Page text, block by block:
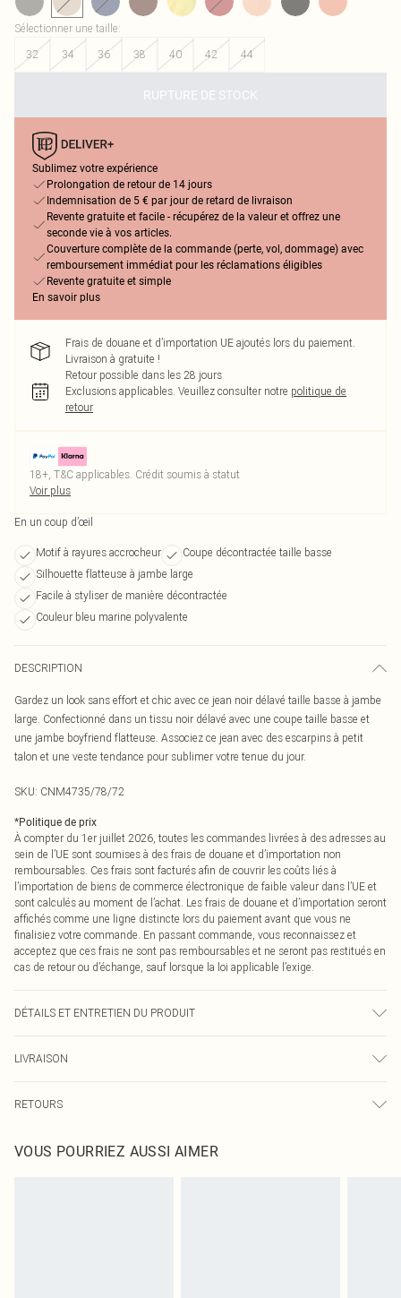
Sélectionner une taille:
32
34 36 38 40 42 44
RUPTURE DE STOCK
Sublimez votre expérience
Prolongation de retour de 14 jours
Indemnisation de 5 € par jour de retard de livraison
Revente gratuite et facile - récupérez de la valeur et offrez une
seconde vie à vos articles.
Couverture complète de la commande (perte, vol, dommage) avec
remboursement immédiat pour les réclamations éligibles
Revente gratuite et simple
En savoir plus
Frais de douane et d’importation UE ajoutés lors du paiement.
Livraison à gratuite !
Retour possible dans les 28 jours
Exclusions applicables. Veuillez consulter notre politique de
retour
18+, T&C applicables. Crédit soumis à statut
Voir plus
En un coup d’œil
Motif à rayures accrocheur
Coupe décontractée taille basse
Silhouette flatteuse à jambe large
Facile à styliser de manière décontractée
Couleur bleu marine polyvalente
DESCRIPTION
Gardez un look sans effort et chic avec ce jean noir délavé taille basse à jambe
large. Confectionné dans un tissu noir délavé avec une coupe taille basse et
une jambe boyfriend flatteuse. Associez ce jean avec des escarpins à petit
talon et une veste tendance pour sublimer votre tenue du jour.
SKU: CNM4735/78/72
*Politique de prix
À compter du 1er juillet 2026, toutes les commandes livrées à des adresses au
sein de l’UE sont soumises à des frais de douane et d’importation non
remboursables. Ces frais sont facturés afin de couvrir les coûts liés à
l’importation de biens de commerce électronique de faible valeur dans l’UE et
sont calculés au moment de l’achat. Les frais de douane et d’importation seront
affichés comme une ligne distincte lors du paiement avant que vous ne
finalisiez votre commande. En passant commande, vous reconnaissez et
acceptez que ces frais ne sont pas remboursables et ne seront pas restitués en
cas de retour ou d’échange, sauf lorsque la loi applicable l’exige.
DÉTAILS ET ENTRETIEN DU PRODUIT
déteindre.
LIVRAISON
Livraison express France
Jusqu'à 2-3 jours ouvrables
RETOURS
pour nous retourner un article.
VOUS POURRIEZ AUSSI AIMER